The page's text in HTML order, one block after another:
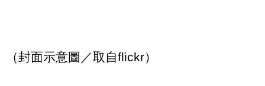
（封面示意圖／取自flickr）